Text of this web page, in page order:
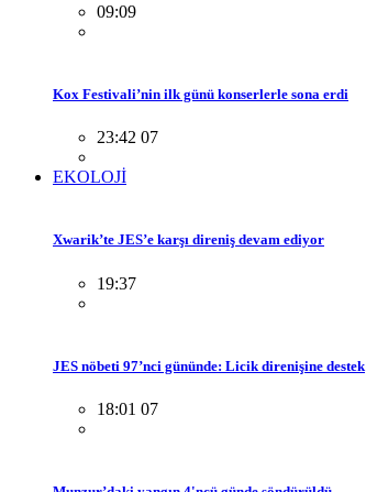
09:09
Kox Festivali’nin ilk günü konserlerle sona erdi
23:42 07
EKOLOJİ
Xwarik’te JES’e karşı direniş devam ediyor
19:37
JES nöbeti 97’nci gününde: Licik direnişine destek
18:01 07